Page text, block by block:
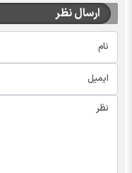
ارسال نظر